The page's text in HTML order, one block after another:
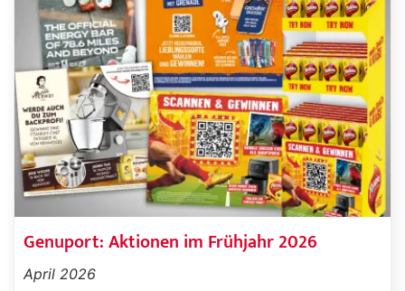
Genuport: Aktionen im Frühjahr 2026
April 2026